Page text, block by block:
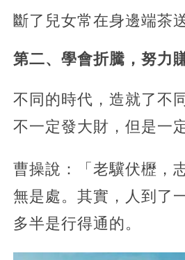
斷了兒女常在身邊端茶
第二、學會折騰，努力
不同的時代，造就了不
不一定發大財，但是一
曹操說：「老驥伏櫪，
無是處。其實，人到了
多半是行得通的。